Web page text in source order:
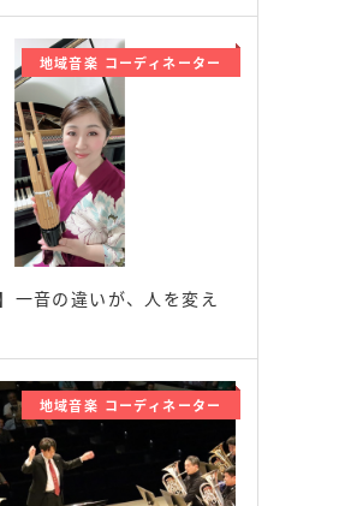
地域音楽 コーディネーター
一音の違いが、人を変え
地域音楽 コーディネーター